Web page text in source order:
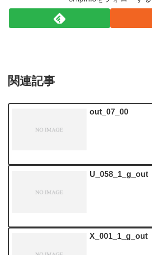
関連記事
out_07_00
U_058_1_g_out
X_001_1_g_out